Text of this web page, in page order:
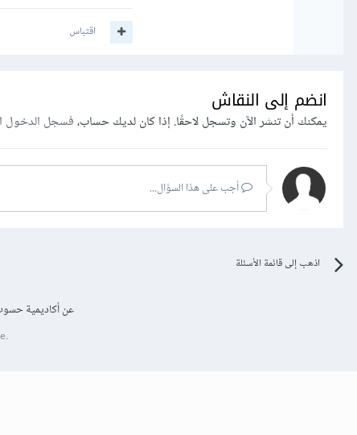
اقتباس
انضم إلى النقاش
يمكنك أن تنشر الآن وتسجل لاحقًا. إذا كان لديك حساب،فسجل الدخول
أجب على هذا السؤال...
اذهب إلى قائمة الأسئلة
عن أكاديمية